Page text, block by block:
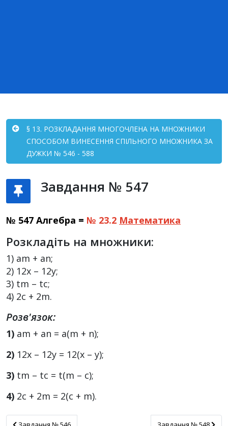
§ 13. РОЗКЛАДАННЯ МНОГОЧЛЕНА НА МНОЖНИКИ
СПОСОБОМ ВИНЕСЕННЯ СПІЛЬНОГО МНОЖНИКА ЗА
ДУЖКИ № 546 - 588
Завдання № 547
№ 547 Алгебра = № 23.2 Математика
Розкладіть на множники:
1) am + an;
2) 12x – 12y;
3) tm – tc;
4) 2c + 2m.
Розв'язок:
1) am + an = a(m + n);
2) 12x – 12y = 12(x – y);
3) tm – tc = t(m – c);
4) 2c + 2m = 2(c + m).
Завдання № 546 Завдання № 548